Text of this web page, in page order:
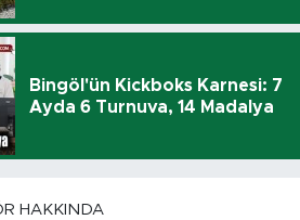
Bingöl'ün Kickboks Karnesi: 7
Ayda 6 Turnuva, 14 Madalya
HAKKINDA